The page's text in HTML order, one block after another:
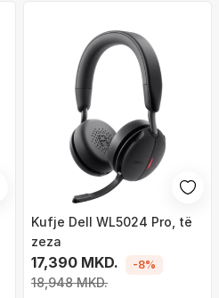
Kufje Dell WL5024 Pro, të
zeza
17,390 MKD.
18,948 MKD.
-8%